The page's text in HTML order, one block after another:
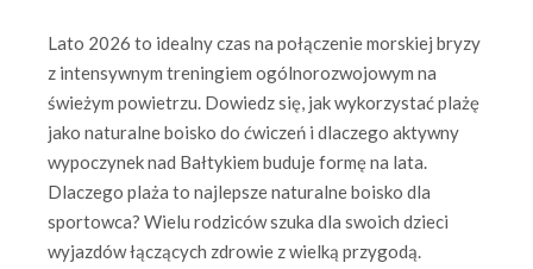
Lato 2026 to idealny czas na połączenie morskiej bryzy
z intensywnym treningiem ogólnorozwojowym na
świeżym powietrzu. Dowiedz się, jak wykorzystać plażę
jako naturalne boisko do ćwiczeń i dlaczego aktywny
wypoczynek nad Bałtykiem buduje formę na lata.
Dlaczego plaża to najlepsze naturalne boisko dla
sportowca? Wielu rodziców szuka dla swoich dzieci
wyjazdów łączących zdrowie z wielką przygodą.